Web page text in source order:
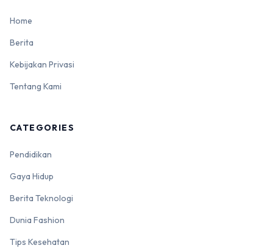
Home
Berita
Kebijakan Privasi
Tentang Kami
CATEGORIES
Pendidikan
Gaya Hidup
Berita Teknologi
Dunia Fashion
Tips Kesehatan